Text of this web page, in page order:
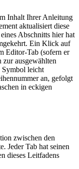
Inhalt Ihrer Anleitung
aktualisiert diese
Abschnitts hier hat
Ein Klick auf
Editor-Tab (sofern er
ausgewählten
Symbol leicht
an, gefolgt
in eckigen
zwischen den
Jeder Tab hat seinen
dieses Leitfadens